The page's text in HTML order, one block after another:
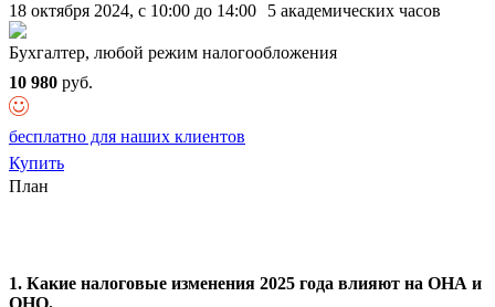
18 октября 2024, c 10:00 до 14:00 5 академических часов
Бухгалтер, любой режим налогообложения
10 980 руб.
бесплатно для наших клиентов
Купить
План
1. Какие налоговые изменения 2025 года влияют на ОНА и